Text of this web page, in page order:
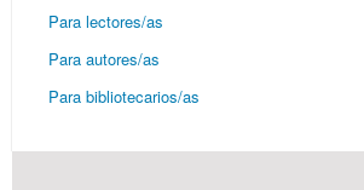
Para lectores/as
Para autores/as
Para bibliotecarios/as